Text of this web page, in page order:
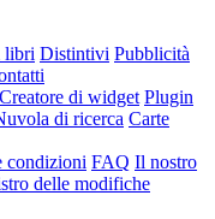
libri Distintivi Pubblicità
Creatore di widget Plugin
di ricerca Carte
condizioni FAQ Il nostro
delle modifiche